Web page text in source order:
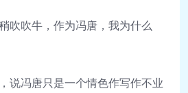
吹吹牛，作为冯唐，我为什么
说冯唐只是一个情色作写作不业